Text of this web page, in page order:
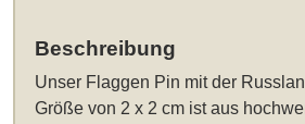
Beschreibung
Unser Flaggen Pin mit der
Größe von 2 x 2 cm ist aus